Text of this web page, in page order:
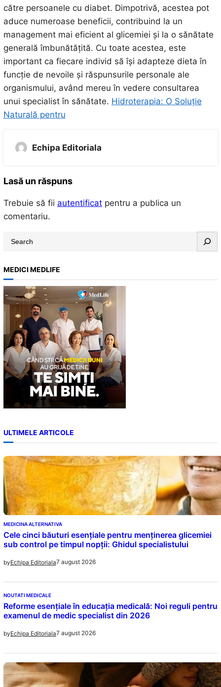
către persoanele cu diabet. Dimpotrivă, acestea pot
aduce numeroase beneficii, contribuind la un
management mai eficient al glicemiei și la o sănătate
generală îmbunătățită. Cu toate acestea, este
important ca fiecare individ să își adapteze dieta în
funcție de nevoile și răspunsurile personale ale
organismului, având mereu în vedere consultarea
unui specialist în sănătate. Hidroterapia: O Soluție
Naturală pentru
Echipa Editoriala
Lasă un răspuns
Trebuie să fii autentificatpentru a publica un
comentariu.
r
c
h
MEDICI MEDLIFE
ULTIMELE ARTICOLE
MEDICINA ALTERNATIVA
Cele cinci băuturi esențiale pentru menținerea glicemiei
sub control pe timpul nopții: Ghidul specialistului
byEchipa Editoriala7 august 2026
NOUTATI MEDICALE
Reforme esențiale în educația medicală: Noi reguli pentru
examenul de medic specialist din 2026
byEchipa Editoriala7 august 2026